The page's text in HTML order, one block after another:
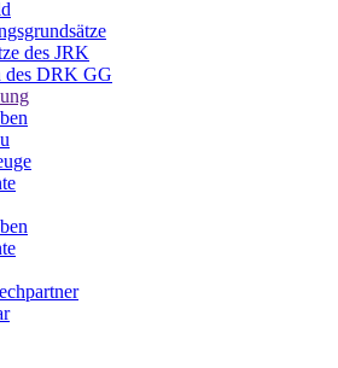
des JRK
des DRK GG